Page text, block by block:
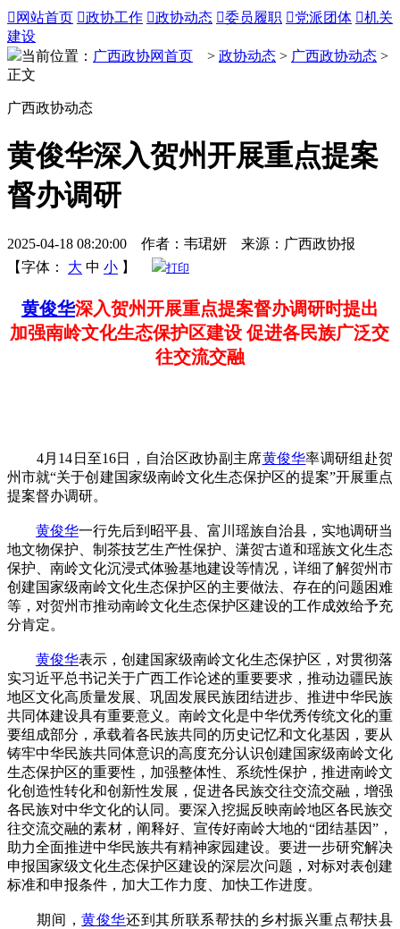
 网站首页 政协工作 政协动态 委员履职 党派团体 机关
建设
当前位置： 广西政协网首页 > 政协动态 > 广西政协动态 >
正文
广西政协动态
黄俊华深入贺州开展重点提案
督办调研
2025-04-18 08:20:00 作者：韦珺妍 来源：广西政协报
【字体：
大 中 小 】 打印
黄俊华深入贺州开展重点提案督办调研时提出
加强南岭文化生态保护区建设 促进各民族广泛交
往交流交融
4月14日至16日，自治区政协副主席黄俊华率调研组赴贺
州市就“关于创建国家级南岭文化生态保护区的提案”开展重点
提案督办调研。
黄俊华一行先后到昭平县、富川瑶族自治县，实地调研当
地文物保护、制茶技艺生产性保护、潇贺古道和瑶族文化生态
保护、南岭文化沉浸式体验基地建设等情况，详细了解贺州市
创建国家级南岭文化生态保护区的主要做法、存在的问题困难
等，对贺州市推动南岭文化生态保护区建设的工作成效给予充
分肯定。
黄俊华表示，创建国家级南岭文化生态保护区，对贯彻落
实习近平总书记关于广西工作论述的重要要求，推动边疆民族
地区文化高质量发展、巩固发展民族团结进步、推进中华民族
共同体建设具有重要意义。南岭文化是中华优秀传统文化的重
要组成部分，承载着各民族共同的历史记忆和文化基因，要从
铸牢中华民族共同体意识的高度充分认识创建国家级南岭文化
生态保护区的重要性，加强整体性、系统性保护，推进南岭文
化创造性转化和创新性发展，促进各民族交往交流交融，增强
各民族对中华文化的认同。要深入挖掘反映南岭地区各民族交
往交流交融的素材，阐释好、宣传好南岭大地的“团结基因”，
助力全面推进中华民族共有精神家园建设。要进一步研究解决
申报国家级文化生态保护区建设的深层次问题，对标对表创建
标准和申报条件，加大工作力度、加快工作进度。
期间，黄俊华还到其所联系帮扶的乡村振兴重点帮扶县